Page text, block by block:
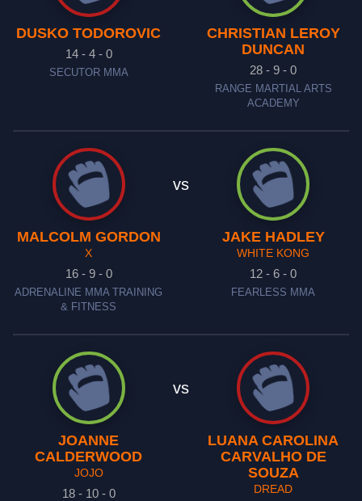
DUSKO TODOROVIC
14 - 4 - 0
SECUTOR MMA
CHRISTIAN LEROY
DUNCAN
28 - 9 - 0
RANGE MARTIAL ARTS
ACADEMY
MALCOLM GORDON
X
16 - 9 - 0
ADRENALINE MMA TRAINING
& FITNESS
vs
JAKE HADLEY
WHITE KONG
12 - 6 - 0
FEARLESS MMA
JOANNE
CALDERWOOD
JOJO
18 - 10 - 0
vs
LUANA CAROLINA
CARVALHO DE
SOUZA
DREAD